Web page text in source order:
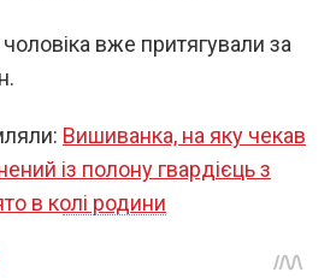
вже притягували за
Вишиванка, на яку чекав
із полону гвардієць з
в колі родини